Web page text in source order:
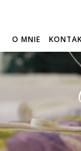
O MNIE